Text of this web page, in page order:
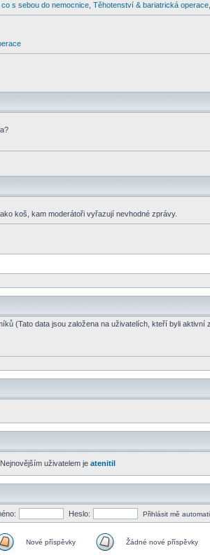
s sebou do nemocnice Těhotenství & bariatrická operace
koš, kam moderátoři vyřazují nevhodné zprávy.
(Tato data jsou založena na uživatelích, kteří byli aktivní
uživatelem je atenitil
Heslo: Přihlásit mě
Nové příspěvky Žádné nové příspěvky